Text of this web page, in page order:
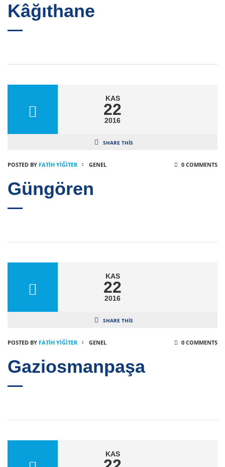
Kâğıthane
KAS
22
2016
SHARE THIS
POSTED BY FATIH YİĞİTER GENEL 0 COMMENTS
Güngören
KAS
22
2016
SHARE THIS
POSTED BY FATIH YİĞİTER GENEL 0 COMMENTS
Gaziosmanpaşa
KAS